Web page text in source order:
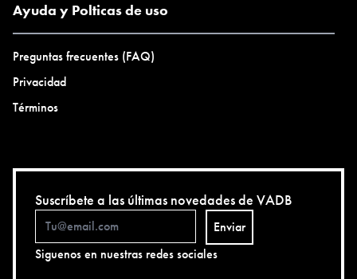
Ayuda y Polticas de uso
Preguntas frecuentes (FAQ)
Privacidad
Términos
Suscríbete a las últimas novedades de VADB
Enviar
Siguenos en nuestras redes sociales